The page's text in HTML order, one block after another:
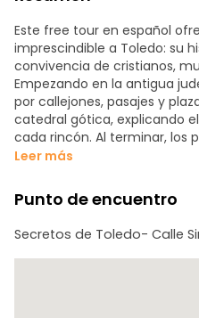
Este free tour en español
imprescindible a Toledo: su
convivencia de cristianos,
Empezando en la antigua
por callejones, pasajes y
catedral gótica, explicando
cada rincón. Al terminar, los
ubicados para explorar la
Leer más
Punto de encuentro
Secretos de Toledo- Calle